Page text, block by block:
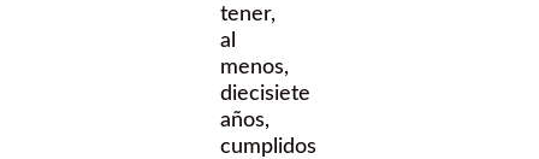
tener,
al
menos,
diecisiete
años,
cumplidos